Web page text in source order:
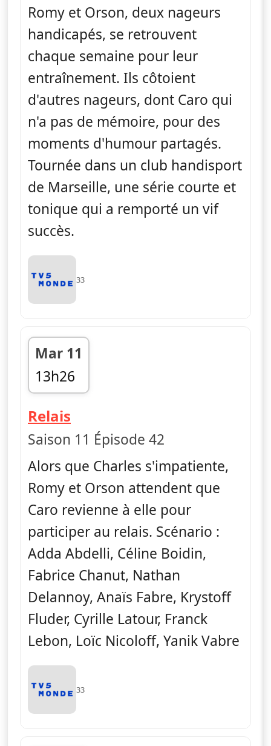
Romy et Orson, deux nageurs
handicapés, se retrouvent
chaque semaine pour leur
entraînement. Ils côtoient
d'autres nageurs, dont Caro qui
n'a pas de mémoire, pour des
moments d'humour partagés.
Tournée dans un club handisport
de Marseille, une série courte et
tonique qui a remporté un vif
succès.
33
Mar 11
13h26
fin 13h30
Relais
Saison 11 Épisode 42
Alors que Charles s'impatiente,
Romy et Orson attendent que
Caro revienne à elle pour
participer au relais. Scénario :
Adda Abdelli, Céline Boidin,
Fabrice Chanut, Nathan
Delannoy, Anaïs Fabre, Krystoff
Fluder, Cyrille Latour, Franck
Lebon, Loïc Nicoloff, Yanik Vabre
33